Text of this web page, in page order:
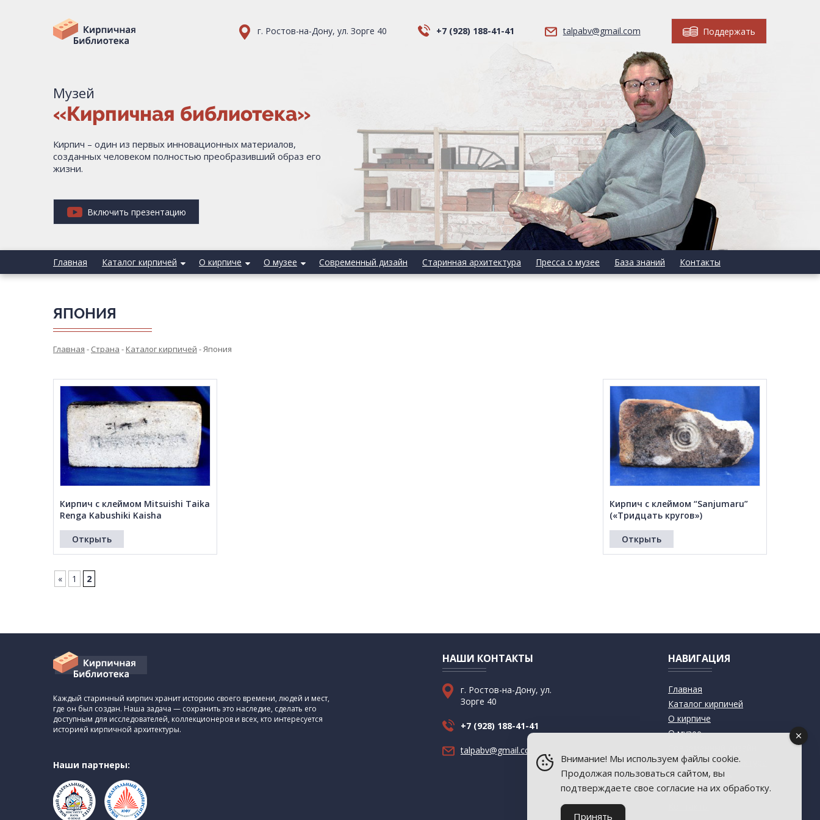
г. Ростов-на-Дону, ул. Зорге 40 +7 (928) 188-41-41 talpabv@gmail.com Поддержать
Музей
«Кирпичная библиотека»
Кирпич – один из первых инновационных материалов,
созданных человеком полностью преобразивший образ его
жизни.
Включить презентацию
Главная Каталог кирпичей О кирпиче О музее Современный дизайн Старинная архитектура Пресса о музее База знаний Контакты
ЯПОНИЯ
Главная - Страна - Каталог кирпичей -Япония
Кирпич с клеймом Mitsuishi Taika
Renga Kabushiki Kaisha
Открыть
Кирпич с клеймом “Sanjumaru”
(«Тридцать кругов»)
Открыть
« 1 2
Каждый старинный кирпич хранит историю своего времени, людей и мест,
где он был создан. Наша задача — сохранить это наследие, сделать его
доступным для исследователей, коллекционеров и всех, кто интересуется
историей кирпичной архитектуры.
Наши партнеры:
НАШИ КОНТАКТЫ
г. Ростов-на-Дону, ул.
Зорге 40
+7 (928) 188-41-41
talpabv@gmail.com
НАВИГАЦИЯ
Главная
Каталог кирпичей
О кирпиче
О музее
Старинная архитектура
Пресса о музее
База знаний
Внимание! Мы используем файлы cookie.
Продолжая пользоваться сайтом, вы
подтверждаете свое согласие на их обработку.
Принять